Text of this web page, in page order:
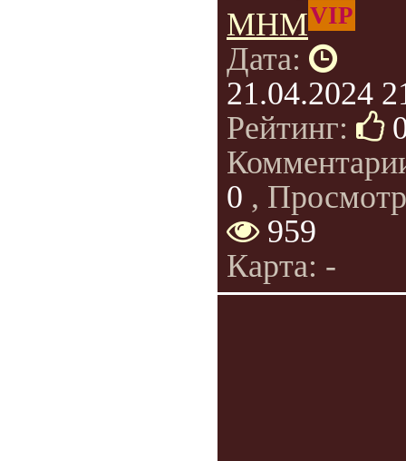
МНМVIP
Дата:
21.04.2024
Рейтинг:
0 ,
959
Карта: -